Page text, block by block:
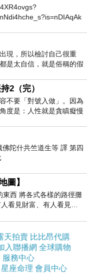
層出不窮，但關
能守住民眾的辛
接獲詐騙電話，
成功騙取五十萬
一二七萬元，當
行員察覺異狀，
方，成功阻止這
場，向民眾解釋
騙手法。經過詳
詐騙陷阱，幸而
功保住一二七萬
民眾的重大金錢
警方攔阻詐騙的
現，所以檢討自己很重
是太自信，就是俗稱的假
2（完）
不要「對號入做」。因為
度是：人性就是貪瞋癡慢
陀什共竺道生等 譯 第四
圖】
東西 將各式各樣的路徑攤
看見財富、有人看見…
天拍賣 比比昂代購
入聯播網 全球購物
服務中心
星座命理 會員中心